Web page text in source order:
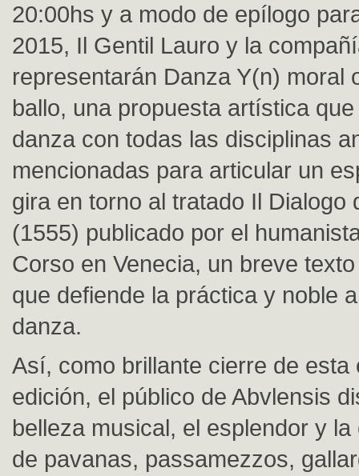
20:00hs y a modo de epílogo
2015, Il Gentil Lauro y la
representarán Danza Y(n) moral
ballo, una propuesta artística
danza con todas las disciplinas
mencionadas para articular un
gira en torno al tratado Il Dialogo
(1555) publicado por el
Corso en Venecia, un breve
que defiende la práctica y noble
danza.
Así, como brillante cierre de esta
edición, el público de Abvlensis
belleza musical, el esplendor y
de pavanas, passamezzos,